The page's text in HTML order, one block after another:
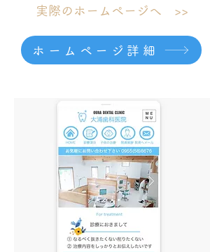
実際のホームページへ >>
ホームページ詳細